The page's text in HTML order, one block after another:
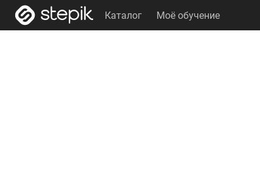
Каталог Моё обучение